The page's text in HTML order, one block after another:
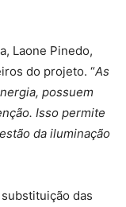
Laone Pinedo,
do projeto. “As
possuem
Isso permite
da iluminação
das